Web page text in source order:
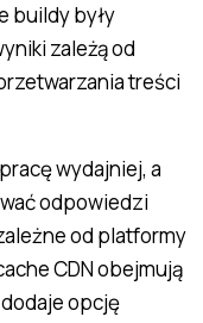
buildy były
zależą od
treści
wydajniej, a
odpowiedzi
od platformy
CDN obejmują
opcję